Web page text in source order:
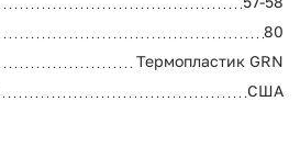
80
Термопластик GRN
США